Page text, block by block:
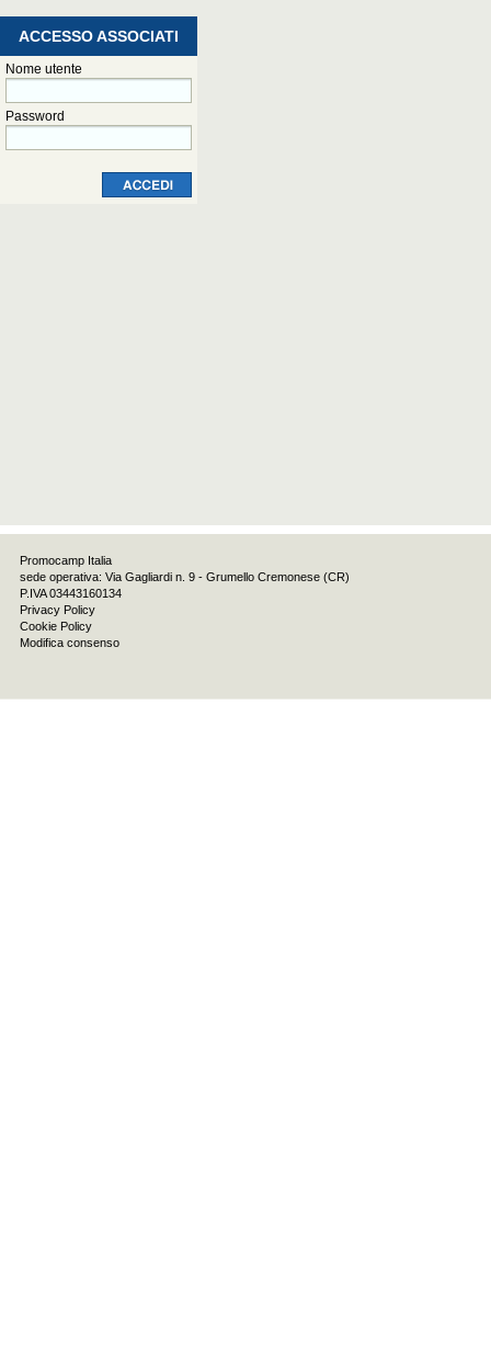
ACCESSO ASSOCIATI
Nome utente
Password
Promocamp Italia
sede operativa: Via Gagliardi n. 9 - Grumello Cremonese (CR)
P.IVA 03443160134
Privacy Policy
Cookie Policy
Modifica consenso